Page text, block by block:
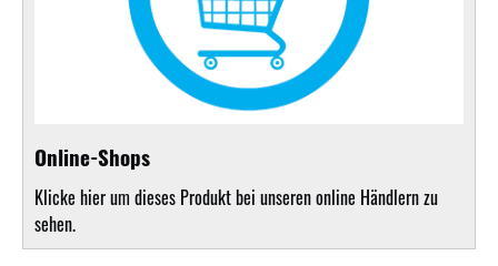
Online-Shops
Klicke hier um dieses Produkt bei unseren online Händlern zu
sehen.